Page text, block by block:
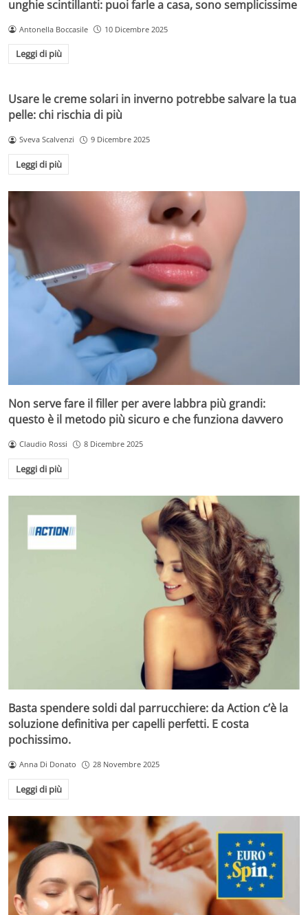
unghie scintillanti: puoi farle a casa, sono semplicissime
Antonella Boccasile 10 Dicembre 2025
Leggi di più
Usare le creme solari in inverno potrebbe salvare la tua
pelle: chi rischia di più
Sveva Scalvenzi 9 Dicembre 2025
Leggi di più
Non serve fare il filler per avere labbra più grandi:
questo è il metodo più sicuro e che funziona davvero
Claudio Rossi 8 Dicembre 2025
Leggi di più
Basta spendere soldi dal parrucchiere: da Action c’è la
soluzione definitiva per capelli perfetti. E costa
pochissimo.
Anna Di Donato 28 Novembre 2025
Leggi di più